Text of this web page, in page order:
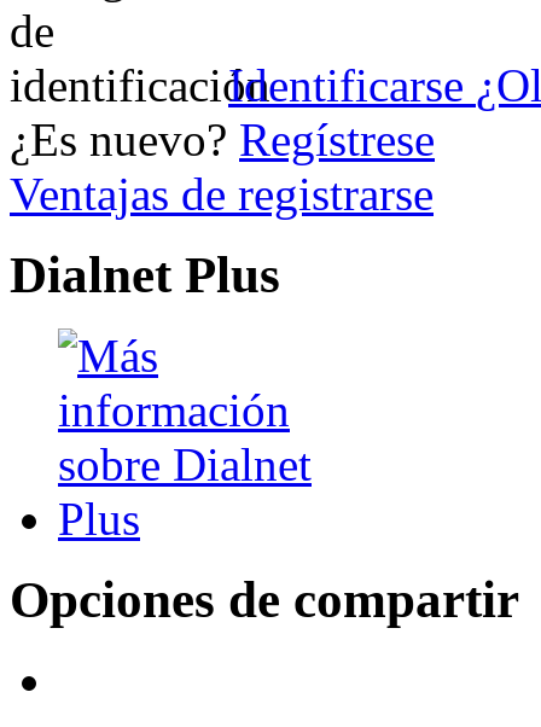
Identificarse
¿Es nuevo? Regístrese
Ventajas de registrarse
Dialnet Plus
Opciones de compartir